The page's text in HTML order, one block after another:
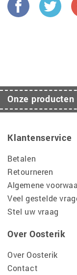
Onze producten
Klantenservice
Betalen
Retourneren
Algemene
Veel gestelde
Stel uw vraag
Over Oosterik
Over Oosterik
Contact